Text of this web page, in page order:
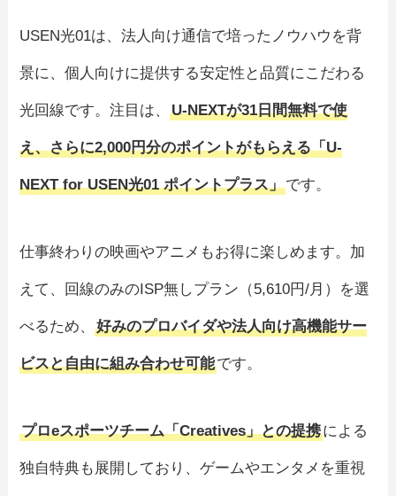
USEN光01は、法人向け通信で培ったノウハウを背
景に、個人向けに提供する安定性と品質にこだわる
光回線です。注目は、U-NEXTが31日間無料で使
え、さらに2,000円分のポイントがもらえる「U-
NEXT for USEN光01 ポイントプラス」です。
仕事終わりの映画やアニメもお得に楽しめます。加
えて、回線のみのISP無しプラン（5,610円/月）を選
べるため、好みのプロバイダや法人向け高機能サー
ビスと自由に組み合わせ可能です。
プロeスポーツチーム「Creatives」との提携による
独自特典も展開しており、ゲームやエンタメを重視